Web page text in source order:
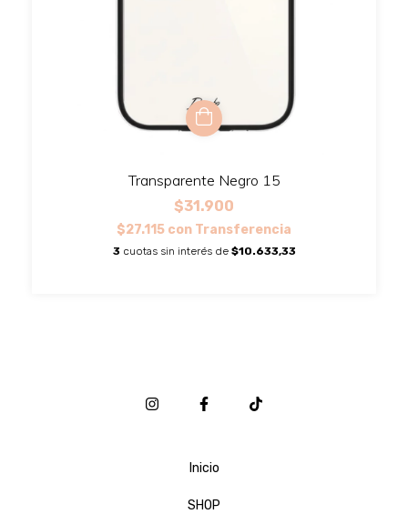
Transparente Negro 15
$31.900
$27.115 con Transferencia
3 cuotas sin interés de $10.633,33
Inicio
SHOP